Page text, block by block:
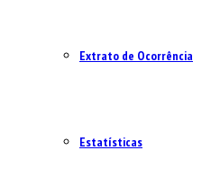
Extrato de Ocorrência
Estatísticas